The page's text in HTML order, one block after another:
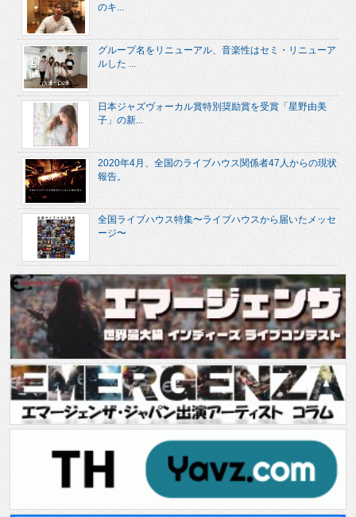
のキ...
グループ名をリニューアル、音楽性はセミ・リニューア
ルした ...
日本ジャズヴォーカル賞特別奨励賞を受賞「星野由美
子」の新...
2020年4月、全国のライブハウス関係者47人からの現状
報告。
全国ライブハウス特集〜ライブハウスから届いたメッセ
ージ〜